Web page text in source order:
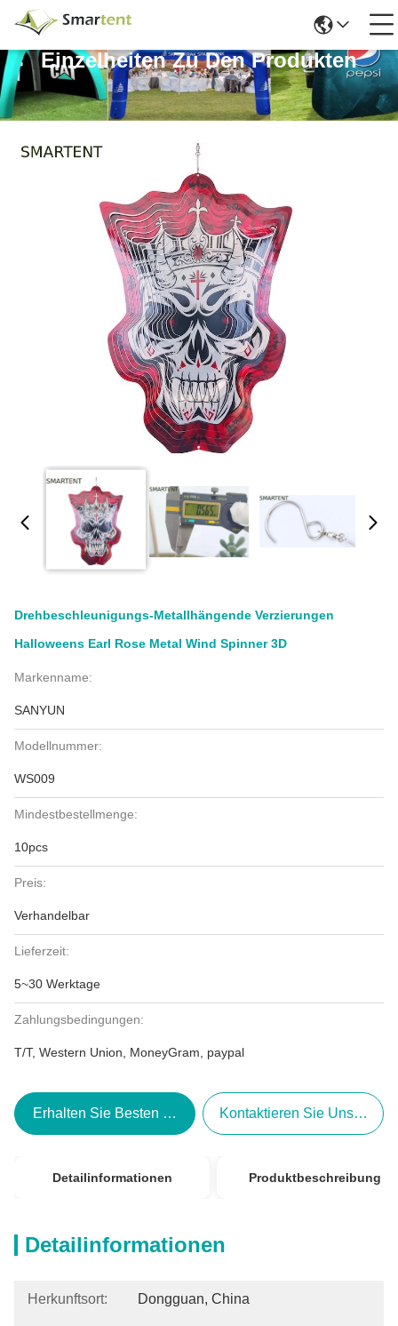
Einzelheiten Zu Den Produkten
Drehbeschleunigungs-Metallhängende Verzierungen
Halloweens Earl Rose Metal Wind Spinner 3D
Markenname:
SANYUN
Modellnummer:
WS009
Mindestbestellmenge:
10pcs
Preis:
Verhandelbar
Lieferzeit:
5~30 Werktage
Zahlungsbedingungen:
T/T, Western Union, MoneyGram, paypal
Erhalten Sie Besten Preis Kontaktieren Sie Uns Jetzt
Detailinformationen Produktbeschreibung
Detailinformationen
Herkunftsort: Dongguan, China